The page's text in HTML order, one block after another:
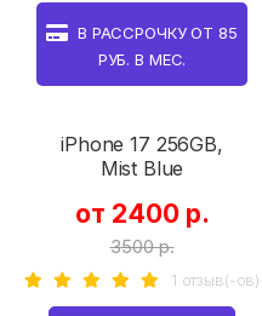
В РАССРОЧКУ ОТ85
РУБ. В МЕС.
iPhone 17 256GB,
Mist Blue
от 2400 р.
3500 р.
1 отзыв(-ов)